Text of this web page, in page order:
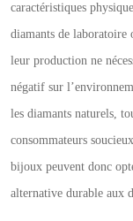
caractéristiques
diamants de
leur production ne
négatif sur
les diamants naturels,
consommateurs
bijoux peuvent donc
alternative durable aux